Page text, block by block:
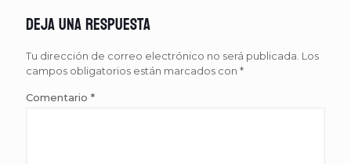
Deja una respuesta
Tu dirección de correo electrónico no será publicada. Los
campos obligatorios están marcados con *
Comentario *